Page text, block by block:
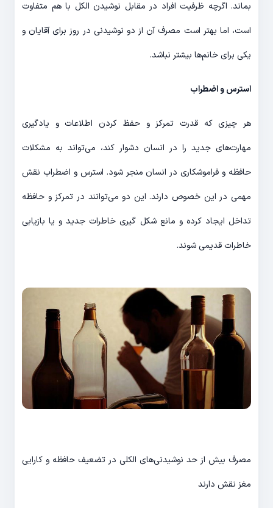
بماند. اگرچه ظرفیت افراد در مقابل نوشیدن الکل با هم متفاوت
است، اما بهتر است مصرف آن از دو نوشیدنی در روز برای آقایان و
یکی برای خانم‌ها بیشتر نباشد.
استرس و اضطراب
هر چیزی که قدرت تمرکز و حفظ کردن اطلاعات و یادگیری
مهارت‌های جدید را در انسان دشوار کند، می‌تواند به مشکلات
حافظه و فراموشکاری در انسان منجر شود. استرس و اضطراب نقش
مهمی در این خصوص دارند. این دو می‌توانند در تمرکز و حافظه
تداخل ایجاد کرده و مانع شکل گیری خاطرات جدید و یا بازیابی
خاطرات قدیمی شوند.
مصرف بیش از حد نوشیدنی‌های الکلی در تضعیف حافظه و کارایی
مغز نقش دارند